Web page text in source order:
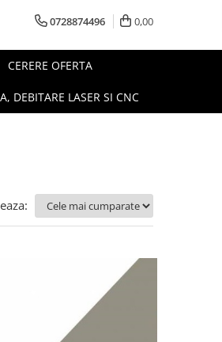
0728874496 0,00
CERERE OFERTA
DEBITARE LASER SI CNC